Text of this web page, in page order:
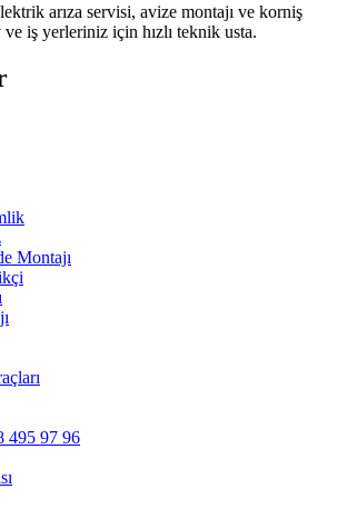
arıza servisi, avize montajı ve korniş
iş yerleriniz için hızlı teknik usta.
Montajı
495 97 96